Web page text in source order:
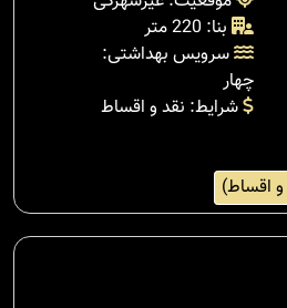
بنا: 220 متر
سرویس بهداشتی:
چهار
شرایط: نقد و اقساط